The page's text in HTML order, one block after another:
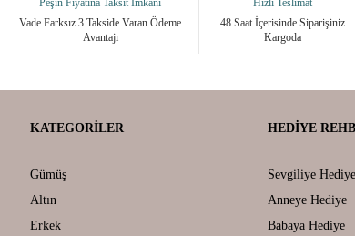
Vade Farksız 3 Takside Varan Ödeme
Avantajı
48 Saat İçerisinde Siparişiniz
Kargoda
KATEGORILER
Gümüş
Altın
Erkek
HEDIYE
Sevgiliye Hediye
Anneye Hediye
Babaya Hediye